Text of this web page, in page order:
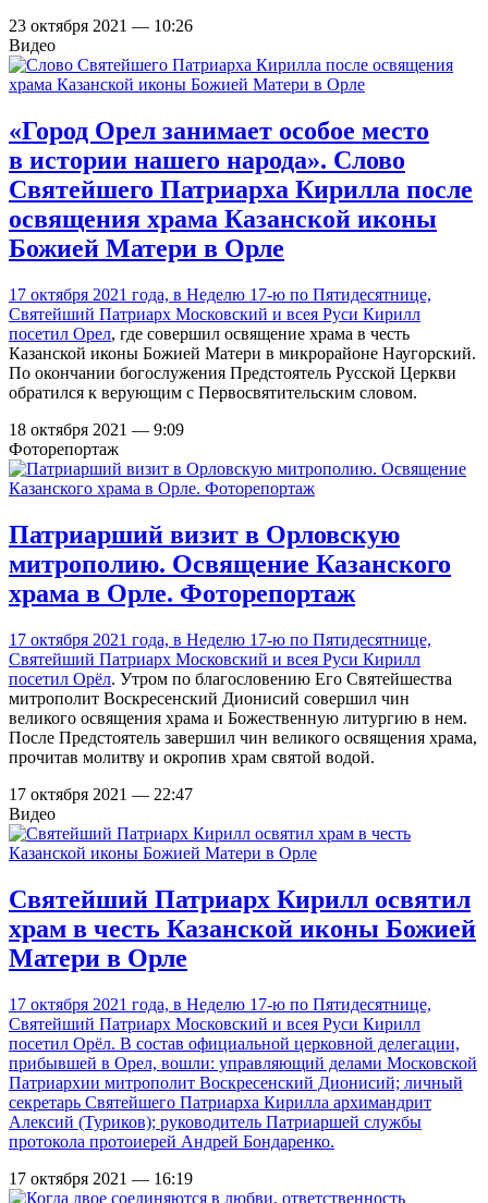
23 октября 2021 — 10:26
Видео
«Город Орел занимает особое место
в истории нашего народа». Слово
Святейшего Патриарха Кирилла после
освящения храма Казанской иконы
Божией Матери в Орле
17 октября 2021 года, в Неделю 17-ю по Пятидесятнице,
Святейший Патриарх Московский и всея Руси Кирилл
посетил Орел, где совершил освящение храма в честь
Казанской иконы Божией Матери в микрорайоне Наугорский.
По окончании богослужения Предстоятель Русской Церкви
обратился к верующим с Первосвятительским словом.
18 октября 2021 — 9:09
Фоторепортаж
Патриарший визит в Орловскую
митрополию. Освящение Казанского
храма в Орле. Фоторепортаж
17 октября 2021 года, в Неделю 17-ю по Пятидесятнице,
Святейший Патриарх Московский и всея Руси Кирилл
посетил Орёл. Утром по благословению Его Святейшества
митрополит Воскресенский Дионисий совершил чин
великого освящения храма и Божественную литургию в нем.
После Предстоятель завершил чин великого освящения храма,
прочитав молитву и окропив храм святой водой.
17 октября 2021 — 22:47
Видео
Святейший Патриарх Кирилл освятил
храм в честь Казанской иконы Божией
Матери в Орле
17 октября 2021 года, в Неделю 17-ю по Пятидесятнице,
Святейший Патриарх Московский и всея Руси Кирилл
посетил Орёл. В состав официальной церковной делегации,
прибывшей в Орел, вошли: управляющий делами Московской
Патриархии митрополит Воскресенский Дионисий; личный
секретарь Святейшего Патриарха Кирилла архимандрит
Алексий (Туриков); руководитель Патриаршей службы
протокола протоиерей Андрей Бондаренко.
17 октября 2021 — 16:19